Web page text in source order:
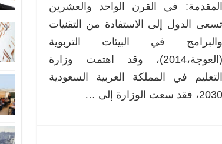
الكتاب
الإلكتروني
التفاعلي
في
تعليم
وتعلم
الحاسب
المقدمة: في القرن الواحد والعشرين
تسعى الدول إلى الاستفادة من التقنيات
والبرامج في البيئات التربوية
(العوجة،2014)، وقد اهتمت وزارة
التعليم في المملكة العربية السعودية